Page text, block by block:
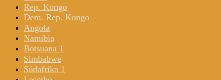
Rep. Kongo
Dem. Rep. Kongo
Angola
Namibia
Botsuana 1
Simbabwe
Südafrika 1